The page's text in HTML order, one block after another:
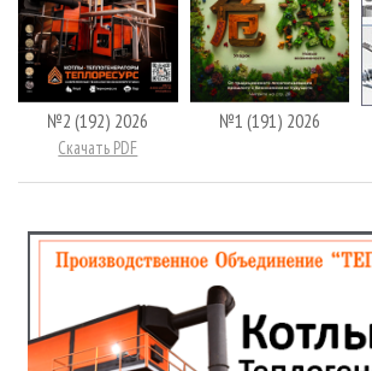
№2 (192) 2026
Скачать PDF
№1 (191) 2026